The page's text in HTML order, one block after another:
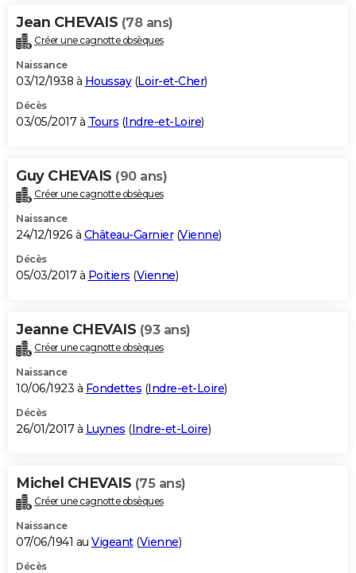
Jean CHEVAIS (78 ans)
Créer une cagnotte obsèques
Naissance
03/12/1938 à Houssay(Loir-et-Cher)
Décès
03/05/2017 à Tours (Indre-et-Loire)
Guy CHEVAIS (90 ans)
Créer une cagnotte obsèques
Naissance
24/12/1926 à Château-Garnier(Vienne)
Décès
05/03/2017 à Poitiers (Vienne)
Jeanne CHEVAIS (93 ans)
Créer une cagnotte obsèques
Naissance
10/06/1923 à Fondettes (Indre-et-Loire)
Décès
26/01/2017 à Luynes (Indre-et-Loire)
Michel CHEVAIS (75 ans)
Créer une cagnotte obsèques
Naissance
07/06/1941 au Vigeant(Vienne)
Décès